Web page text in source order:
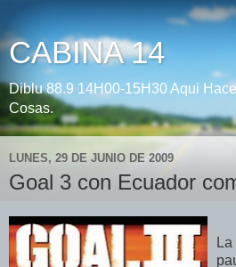
CABINA 14
Diblu 88.9 14H00-15H30 Aqui
Cosas.
LUNES, 29 DE JUNIO DE 2009
Goal 3 con Ecuador